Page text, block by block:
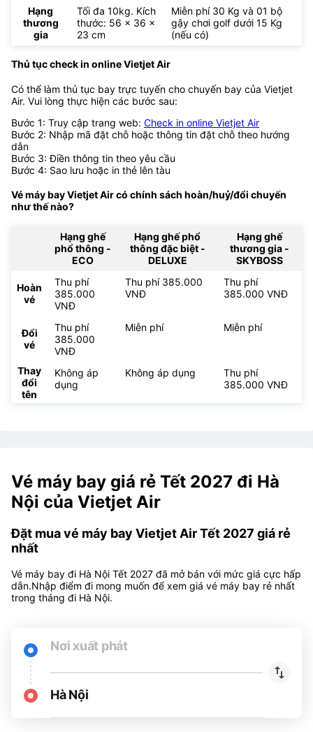
Hạng
thương
gia
Tối đa 10kg. Kích
thước: 56 x 36 x
23 cm
Miễn phí 30 Kg và 01 bộ
gậy chơi golf dưới 15 Kg
(nếu có)
Thủ tục check in online Vietjet Air
Có thể làm thủ tục bay trực tuyến cho chuyến bay của Vietjet
Air. Vui lòng thực hiện các bước sau:
Bước 1: Truy cập trang web: Check in online Vietjet Air
Bước 2: Nhập mã đặt chỗ hoặc thông tin đặt chỗ theo hướng
dẫn
Bước 3: Điền thông tin theo yêu cầu
Bước 4: Sao lưu hoặc in thẻ lên tàu
Vé máy bay Vietjet Air có chính sách hoàn/huỷ/đổi chuyến
như thế nào?
Hạng ghế
phổ thông -
ECO
Hạng ghế phổ
thông đặc biệt -
DELUXE
Hạng ghế
thương gia -
SKYBOSS
Hoàn
vé
Thu phí
385.000
VNĐ
Thu phí 385.000
VNĐ
Thu phí
385.000 VNĐ
Đổi
vé
Thu phí
385.000
VNĐ
Miễn phí Miễn phí
Thay
đổi
tên
Không áp
dụng
Không áp dụng
Thu phí
385.000 VNĐ
Vé máy bay giá rẻ Tết 2027 đi Hà
Nội của Vietjet Air
Đặt mua vé máy bay Vietjet Air Tết 2027 giá rẻ
nhất
Vé máy bay đi Hà Nội Tết 2027 đã mở bán với mức giá cực hấp
dẫn.Nhập điểm đi mong muốn để xem giá vé máy bay rẻ nhất
trong tháng đi Hà Nội.
Nơi xuất phát
Hà Nội